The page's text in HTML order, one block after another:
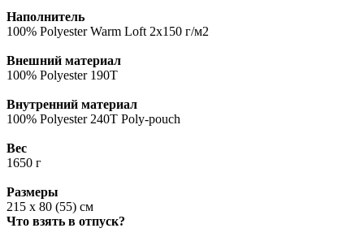
Наполнитель
100% Polyester Warm Loft 2х150 г/м2
Внешний материал
100% Polyester 190T
Внутренний материал
100% Polyester 240T Poly-pouch
Вес
1650 г
Размеры
215 х 80 (55) см
Что взять в отпуск?